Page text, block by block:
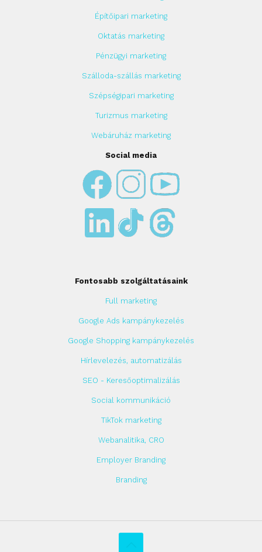
Építőipari marketing
Oktatás marketing
Pénzügyi marketing
Szálloda-szállás marketing
Szépségipari marketing
Turizmus marketing
Webáruház marketing
Social media
Fontosabb szolgáltatásaink
Full marketing
Google Ads kampánykezelés
Google Shopping kampánykezelés
Hírlevelezés, automatizálás
SEO - Keresőoptimalizálás
Social kommunikáció
TikTok marketing
Webanalitika, CRO
Employer Branding
Branding